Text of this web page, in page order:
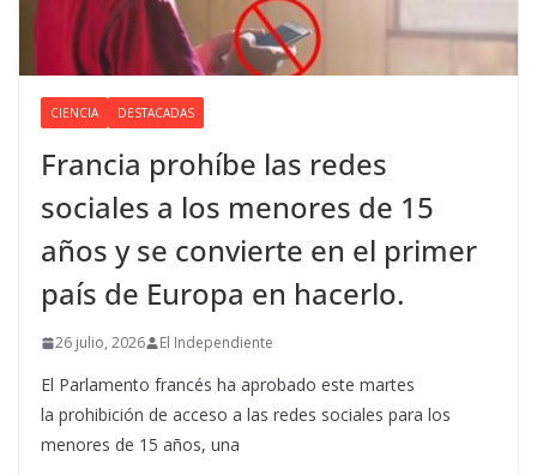
CIENCIA DESTACADAS
Francia prohíbe las redes
sociales a los menores de 15
años y se convierte en el primer
país de Europa en hacerlo.
26 julio, 2026 El Independiente
El Parlamento francés ha aprobado este martes
la prohibición de acceso a las redes sociales para los
menores de 15 años, una